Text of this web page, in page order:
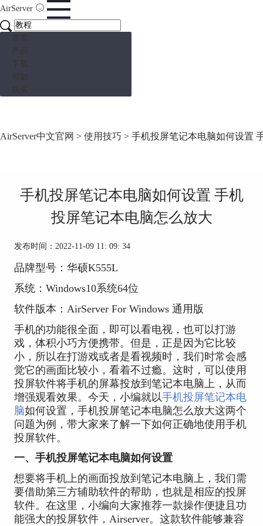
AirServer
AirServer中文官网 > 使用技巧 > 手机投屏笔记本电脑如何设置
手机投屏笔记本电脑如何设置 手机
投屏笔记本电脑怎么放大
发布时间：2022-11-09 11: 09: 34
品牌型号：华硕K555L
系统：Windows10系统64位
软件版本：AirServer For Windows 通用版
手机的功能很全面，即可以看电视，也可以打游
戏，体积小巧方便携带。但是，正是因为它比较
小，所以在打游戏或者是看视频时，我们时常会感
觉它的画面比较小，看着不过瘾。这时，可以使用
投屏软件将手机的屏幕投放到笔记本电脑上，从而
增强观看效果。今天，小编就以手机投屏笔记本电
脑如何设置，手机投屏笔记本电脑怎么放大这两个
问题为例，带大家来了解一下如何正确地使用手机
投屏软件。
一、 手机投屏笔记本电脑如何设置
想要将手机上的画面投放到笔记本电脑上，我们需
要借助第三方辅助软件的帮助，也就是相应的投屏
软件。在这里，小编向大家推荐一款操作便捷且功
能强大的投屏软件，Airserver。这款软件能够兼容